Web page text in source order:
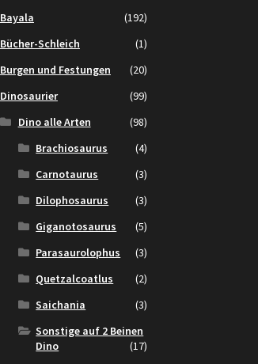
Bayala
(192)
Bücher-Schleich
(1)
Burgen und Festungen
(20)
Dinosaurier
(99)
Dino alle Arten
(98)
Brachiosaurus
(4)
Carnotaurus
(3)
Dilophosaurus
(3)
Giganotosaurus
(5)
Parasaurolophus
(3)
Quetzalcoatlus
(2)
Saichania
(3)
Sonstige auf 2 Beinen
Dino
(17)